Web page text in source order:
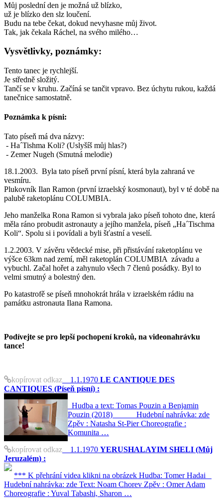
Můj poslední den je možná už blízko,
už je blízko den slz loučení.
Budu na tebe čekat, dokud nevyhasne můj život.
Tak, jak čekala Ráchel, na svého milého…
Vysvětlivky, poznámky:
Tento tanec je rychlejší.
Je středně složitý.
Tančí se v kruhu. Začíná se tančit vpravo. Bez úchytu rukou, každá
tanečnice samostatně.
Poznámka k písni:
Tato píseň má dva názvy:
- Ha´Tishma Koli? (Uslyšíš můj hlas?)
- Zemer Nugeh (Smutná melodie)
18.1.2003. Byla tato píseň první písní, která byla zahraná ve
vesmíru.
Plukovník Ilan Ramon (první izraelský kosmonaut), byl v té době na
palubě raketoplánu COLUMBIA.
Jeho manželka Rona Ramon si vybrala jako píseň tohoto dne, která
měla ráno probudit astronauty a jejího manžela, píseň „Ha´Tischma
Koli“. Spolu si i povídali a byli šťastní a veselí.
1.2.2003. V závěru vědecké mise, při přistávání raketoplánu ve
výšce 63km nad zemí, měl raketoplán COLUMBIA závadu a
vybuchl. Začal hořet a zahynulo všech 7 členů posádky. Byl to
velmi smutný a bolestný den.
Po katastrofě se píseň mnohokrát hrála v izraelském rádiu na
památku astronauta Ilana Ramona.
Podívejte se pro lepší pochopení kroků, na videonahrávku
tance!
kopírovat odkaz 1.1.1970 LE CANTIQUE DES
CANTIQUES (Píseň písní) :
Hudba a text: Tomas Pouzin a Benjamin
Pouzin (2018) Hudební nahrávka: zde
Zpěv : Natasha St-Pier Choreografie :
Komunita …
kopírovat odkaz 1.1.1970 YERUSHALAYIM SHELI (Můj
Jeruzalém) :
*** K přehrání videa klikni na obrázek Hudba: Tomer Hadai
Hudební nahrávka: zde Text: Noam Chorev Zpěv : Omer Adam
Choreografie : Yuval Tabashi, Sharon …